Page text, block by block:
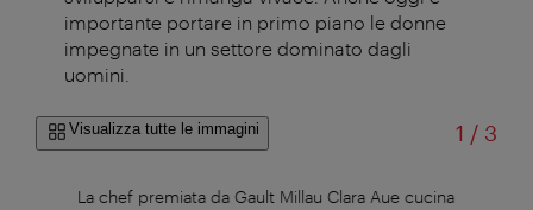
importante portare in primo piano le donne
impegnate in un settore dominato dagli
uomini.
Visualizza tutte le immagini 1 /di
3
La chef premiata da Gault Millau Clara Aue cucina